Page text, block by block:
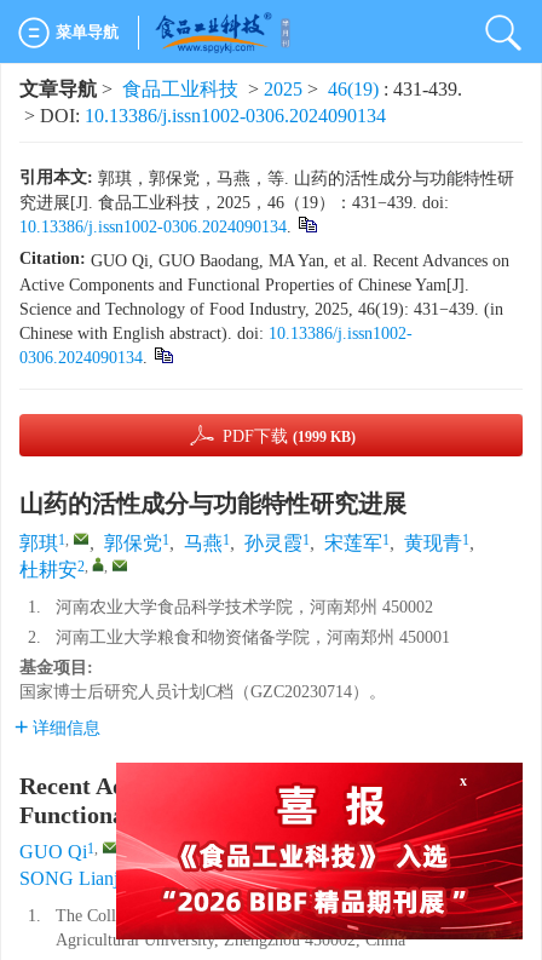
菜单导航
文章导航 > 食品工业科技 > 2025 > 46(19) : 431-439.
> DOI: 10.13386/j.issn1002-0306.2024090134
引用本文: 郭琪，郭保党，马燕，等. 山药的活性成分与功能特性研
究进展[J]. 食品工业科技，2025，46（19）：431−439. doi:
10.13386/j.issn1002-0306.2024090134.
Citation: GUO Qi, GUO Baodang, MA Yan, et al. Recent Advances on
Active Components and Functional Properties of Chinese Yam[J].
Science and Technology of Food Industry, 2025, 46(19): 431−439. (in
Chinese with English abstract). doi: 10.13386/j.issn1002-
0306.2024090134.
PDF下载 (1999 KB)
山药的活性成分与功能特性研究进展
郭琪1, , 郭保党1, 马燕1, 孙灵霞1, 宋莲军1, 黄现青1,
杜耕安2, ,
1.
河南农业大学食品科学技术学院，河南郑州 450002
2.
河南工业大学粮食和物资储备学院，河南郑州 450001
基金项目:
国家博士后研究人员计划C档（GZC20230714）。
详细信息
Recent Advances on Active Components and
Functional Properties of Chinese Yam
GUO Qi1, , GUO Baodang1, MA Yan1, SUN Lingxia 1,
SONG Lianjun
1, HUANG Xianqing 1 , DU Geng'an2, ,
1.
The College of Food Science and Technology, Henan
Agricultural University, Zhengzhou 450002, China